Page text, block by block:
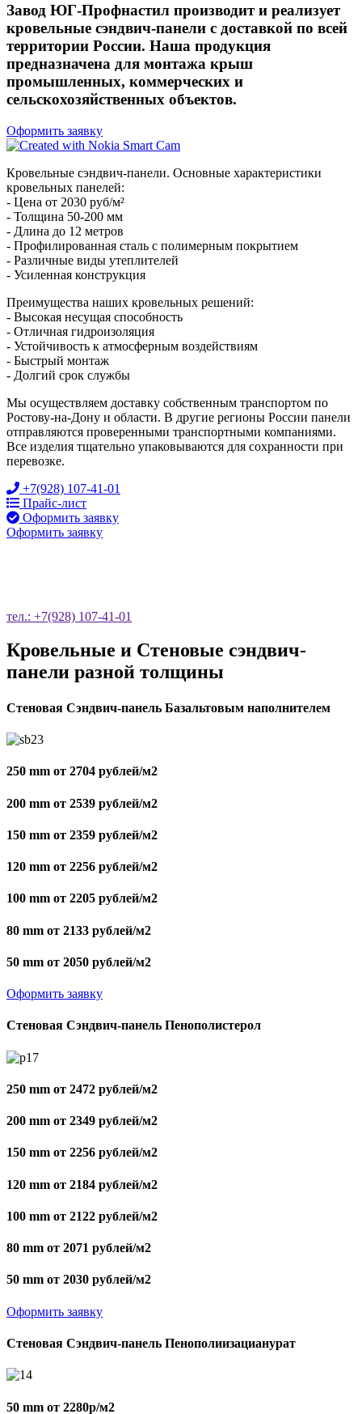
Завод ЮГ-Профнастил производит и реализует
кровельные сэндвич-панели с доставкой по всей
территории России. Наша продукция
предназначена для монтажа крыш
промышленных, коммерческих и
сельскохозяйственных объектов.
Оформить заявку
Кровельные сэндвич-панели. Основные характеристики
кровельных панелей:
- Цена от 2030 руб/м²
- Толщина 50-200 мм
- Длина до 12 метров
- Профилированная сталь с полимерным покрытием
- Различные виды утеплителей
- Усиленная конструкция
Преимущества наших кровельных решений:
- Высокая несущая способность
- Отличная гидроизоляция
- Устойчивость к атмосферным воздействиям
- Быстрый монтаж
- Долгий срок службы
Мы осуществляем доставку собственным транспортом по
Ростову-на-Дону и области. В другие регионы России панели
отправляются проверенными транспортными компаниями.
Все изделия тщательно упаковываются для сохранности при
перевозке.
+7(928) 107-41-01
Прайс-лист
Оформить заявку
Оформить заявку
тел.: +7(928) 107-41-01
Кровельные и Стеновые сэндвич-
панели разной толщины
Стеновая Сэндвич-панель Базальтовым наполнителем
250 mm от 2704 рублей/м2
200 mm от 2539 рублей/м2
150 mm от 2359 рублей/м2
120 mm от 2256 рублей/м2
100 mm от 2205 рублей/м2
80 mm от 2133 рублей/м2
50 mm от 2050 рублей/м2
Оформить заявку
Стеновая Сэндвич-панель Пенополистерол
250 mm от 2472 рублей/м2
200 mm от 2349 рублей/м2
150 mm от 2256 рублей/м2
120 mm от 2184 рублей/м2
100 mm от 2122 рублей/м2
80 mm от 2071 рублей/м2
50 mm от 2030 рублей/м2
Оформить заявку
Стеновая Сэндвич-панель Пенополиизацианурат
50 mm от 2280р/м2